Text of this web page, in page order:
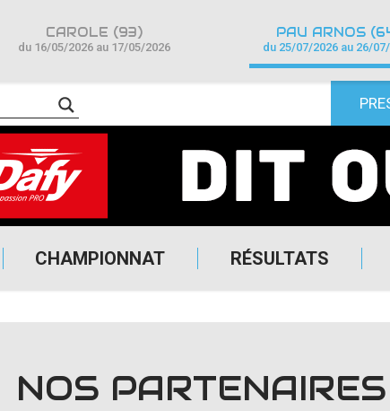
CHAMPIONNAT RÉSULTATS
CAROLE (93)
du 16/05/2026 au 17/05/2026
PAU ARNOS
du 25/07/2026 au 26/
NOS PARTENAIRES